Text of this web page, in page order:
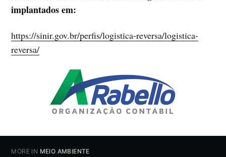
implantados em:
https://sinir.gov.br/perfis/logistica-reversa/logistica-
reversa/
MORE IN MEIO AMBIENTE